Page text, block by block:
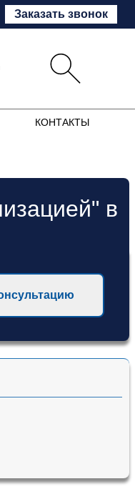
Заказать звонок
КОНТАКТЫ
в